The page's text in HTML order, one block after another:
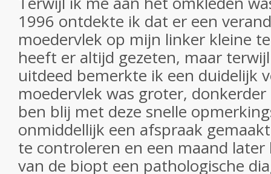
1996 ontdekte ik dat er een
moedervlek op mijn linker kleine
heeft er altijd gezeten, maar
uitdeed bemerkte ik een duidelijk
moedervlek was groter,
ben blij met deze snelle
onmiddellijk een afspraak
te controleren en een maand later
van de biopt een pathologische